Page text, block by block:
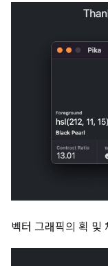
벡터 그래픽의 획 및